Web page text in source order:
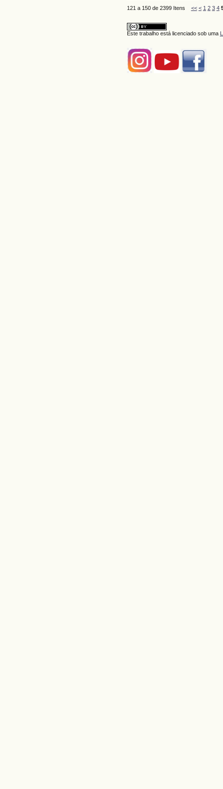
121 a 150 de 2399 Itens << < 1 2 3 4
Este trabalho está licenciado sob uma